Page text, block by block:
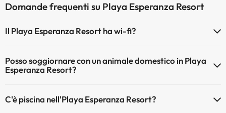
Domande frequenti su Playa Esperanza Resort
Il Playa Esperanza Resort ha wi-fi?
Posso soggiornare con un animale domestico in Playa
Esperanza Resort?
C'è piscina nell'Playa Esperanza Resort?